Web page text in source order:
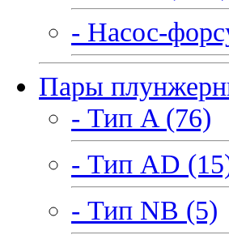
- Насос-
Пары
- Тип A (76)
- Тип AD
- Тип NB (5)